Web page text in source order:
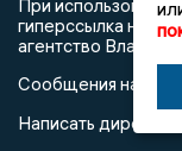
При
гиперссылка на
агентство
Сообщения на
Написать